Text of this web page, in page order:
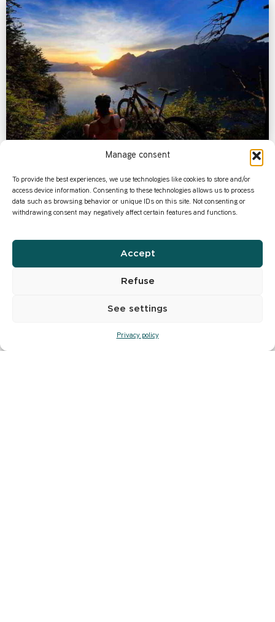
Manage consent
To provide the best experiences, we use technologies like cookies to store and/or
access device information. Consenting to these technologies allows us to process
data such as browsing behavior or unique IDs on this site. Not consenting or
withdrawing consent may negatively affect certain features and functions.
Accept
Refuse
See settings
Privacy policy
Quelbonheur, quel sentiment de liberté que d’explorer
nos belles régions à bicyclette! Appréciez lesfragrances